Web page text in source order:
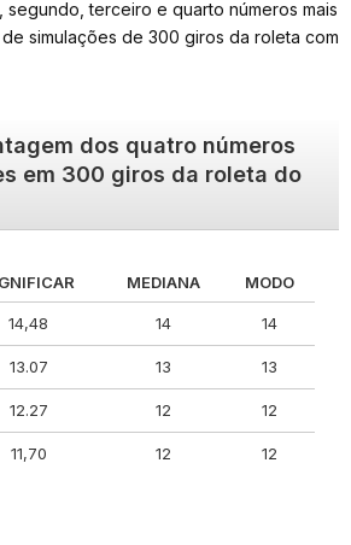
terceiro e quarto números mais
simulações de 300 giros da roleta com
dos quatro números
em 300 giros da roleta do
MEDIANA MODO
14,48 14 14
13.07 13 13
12.27 12 12
11,70 12 12